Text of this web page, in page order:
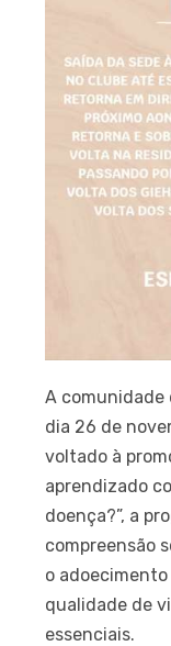
A comunidade
dia 26 de
voltado à
aprendizado
doença?”, a
compreensão
o
qualidade de
essenciais.